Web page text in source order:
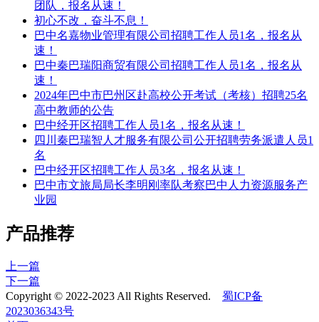
团队，报名从速！
初心不改，奋斗不息！
巴中名嘉物业管理有限公司招聘工作人员1名，报名从
速！
巴中秦巴瑞阳商贸有限公司招聘工作人员1名，报名从
速！
2024年巴中市巴州区赴高校公开考试（考核）招聘25名
高中教师的公告
巴中经开区招聘工作人员1名，报名从速！
四川秦巴瑞智人才服务有限公司公开招聘劳务派遣人员1
名
巴中经开区招聘工作人员3名，报名从速！
巴中市文旅局局长李明刚率队考察巴中人力资源服务产
业园
产品推荐
上一篇
下一篇
Copyright © 2022-2023 All Rights Reserved. 蜀ICP备
2023036343号